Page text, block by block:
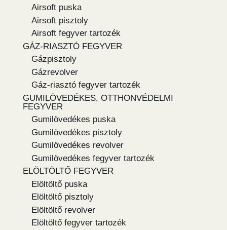
Airsoft puska
Airsoft pisztoly
Airsoft fegyver tartozék
GÁZ-RIASZTÓ FEGYVER
Gázpisztoly
Gázrevolver
Gáz-riasztó fegyver tartozék
GUMILÖVEDÉKES, OTTHONVÉDELMI
FEGYVER
Gumilövedékes puska
Gumilövedékes pisztoly
Gumilövedékes revolver
Gumilövedékes fegyver tartozék
ELÖLTÖLTŐ FEGYVER
Elöltöltő puska
Elöltöltő pisztoly
Elöltöltő revolver
Elöltöltő fegyver tartozék